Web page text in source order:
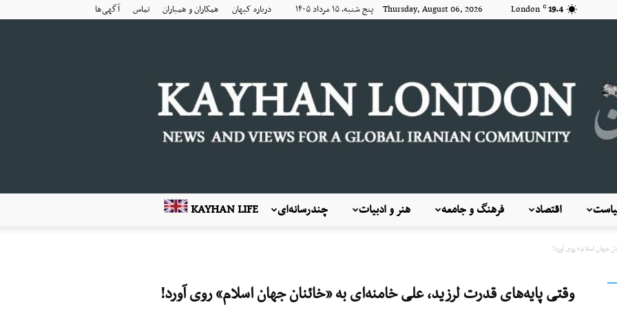
19.4
C
London Thursday, August 06, 2026 پنج شنبه, ۱۵ مرداد ۱۴۰۵ درباره کیهان همکاران و همیاران تماس آگهی‌ها
KAYHAN LIFE چندرسانه‌ای هنر و ادبیات فرهنگ و جامعه اقتصاد
جهان اسلام» روی آورد!
وقتی پایه‌های قدرت لرزید، علی خامنه‌ای به «خائنان جهان اسلام» روی آورد!